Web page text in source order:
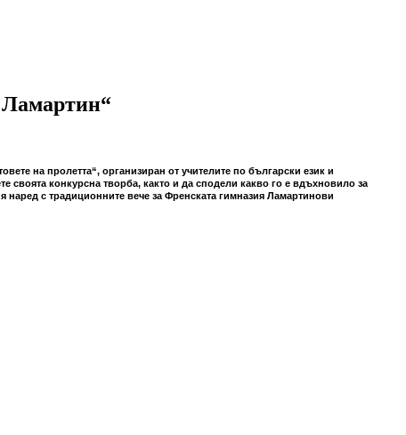
Ламартин“
на пролетта“, организиран от учителите по български език и
своята конкурсна творба, както и да сподели какво го е вдъхновило за
с традиционните вече за Френската гимназия Ламартинови